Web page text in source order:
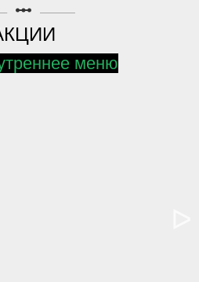
linear_scale
меню